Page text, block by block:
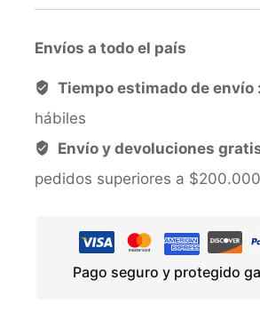
Envíos a todo el país
Tiempo estimado de envío :
hábiles
Envío y devoluciones
pedidos superiores a $200.000
Pago seguro y protegido